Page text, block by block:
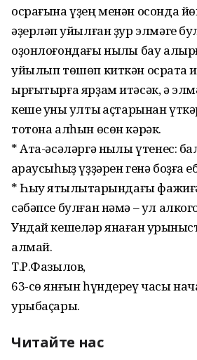
осрағына үҙең менән осонда
әҙерләп ҡуйылған ҙур элмәге
оҙонлоғондағы ныҡлы бау
уйылып төшөп киткән осраҡта
ырғытырға ярҙам итәсәк, ә
кеше уны ҡултыҡ аҫтарынан
тотона алһын өсөн кәрәк.
* Ата-әсәләргә ныҡлы үтенес:
ҡараусыһыҙ үҙҙәрен генә боҙға
* Һыу ятҡылыҡтарындағы
сәбәпсе булған нәмә – ул
Ундай кешеләр янаған
алмай.
Т.Р.Фазылов,
63-сө янғын һүндереү часы
урыбаҫары.
Читайте нас